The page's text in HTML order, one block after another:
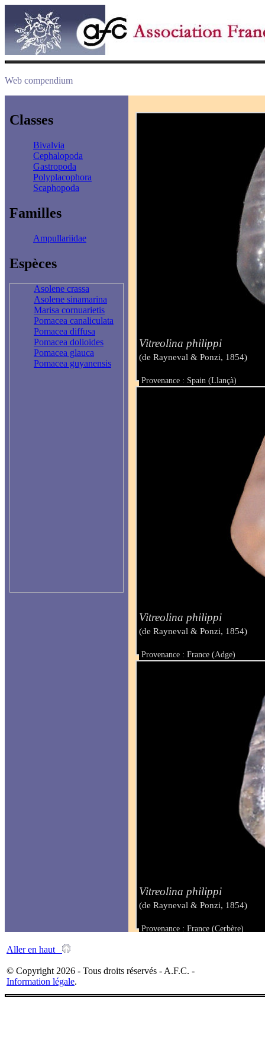
Web compendium
Classes
Bivalvia
Cephalopoda
Gastropoda
Polyplacophora
Scaphopoda
Familles
Ampullariidae
Espèces
Asolene crassa
Asolene sinamarina
Marisa cornuarietis
Pomacea canaliculata
Pomacea diffusa
Pomacea dolioides
Pomacea glauca
Pomacea guyanensis
Vitreolina philippi
(de Rayneval & Ponzi, 1854)
Provenance : Spain (Llançà)
Taille : 2.00 mm
Vitreolina philippi
(de Rayneval & Ponzi, 1854)
Provenance : France (Adge)
Taille : 2.30 mm
Vitreolina philippi
(de Rayneval & Ponzi, 1854)
Provenance : France (Cerbère)
Aller en haut
© Copyright 2026 - Tous droits réservés - A.F.C. -
Information légale.